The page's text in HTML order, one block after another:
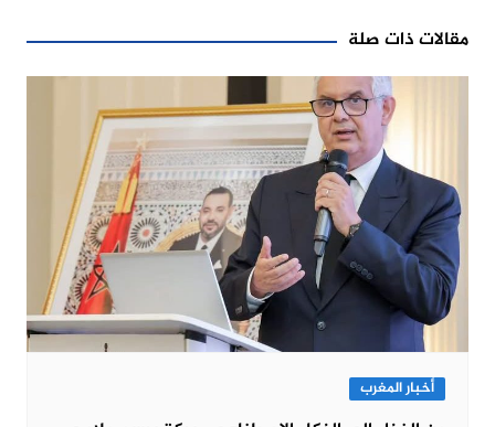
مقالات ذات صلة
أخبار المغرب